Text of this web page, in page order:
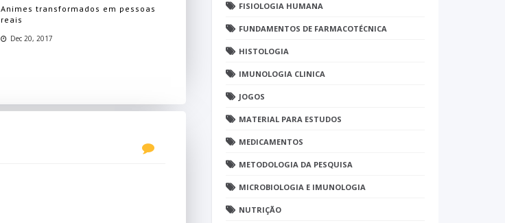
Animes transformados em pessoas
reais
Dec 20, 2017
FISIOLOGIA HUMANA
FUNDAMENTOS DE FARMACOTÉCNICA
HISTOLOGIA
IMUNOLOGIA CLINICA
JOGOS
MATERIAL PARA ESTUDOS
MEDICAMENTOS
METODOLOGIA DA PESQUISA
MICROBIOLOGIA E IMUNOLOGIA
NUTRIÇÃO